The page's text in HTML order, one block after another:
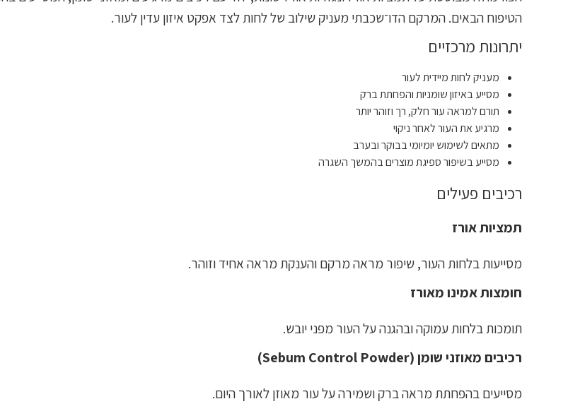
הטיפוח הבאים. המרקם הדו־שכבתי מעניק שילוב של לחות לצד אפקט איזון עדין לעור.
יתרונות מרכזיים
מעניק לחות מיידית לעור
מסייע באיזון שומניות והפחתת ברק
תורם למראה עור חלק, רך וזוהר יותר
מרגיע את העור לאחר ניקוי
מתאים לשימוש יומיומי בבוקר ובערב
מסייע בשיפור ספיגת מוצרים בהמשך השגרה
רכיבים פעילים
תמציות אורז
מסייעות בלחות העור, שיפור מראה מרקם והענקת מראה אחיד וזוהר.
חומצות אמינו מאורז
תומכות בלחות עמוקה ובהגנה על העור מפני יובש.
רכיבים מאוזני שומן (Sebum Control Powder)
מסייעים בהפחתת מראה ברק ושמירה על עור מאוזן לאורך היום.